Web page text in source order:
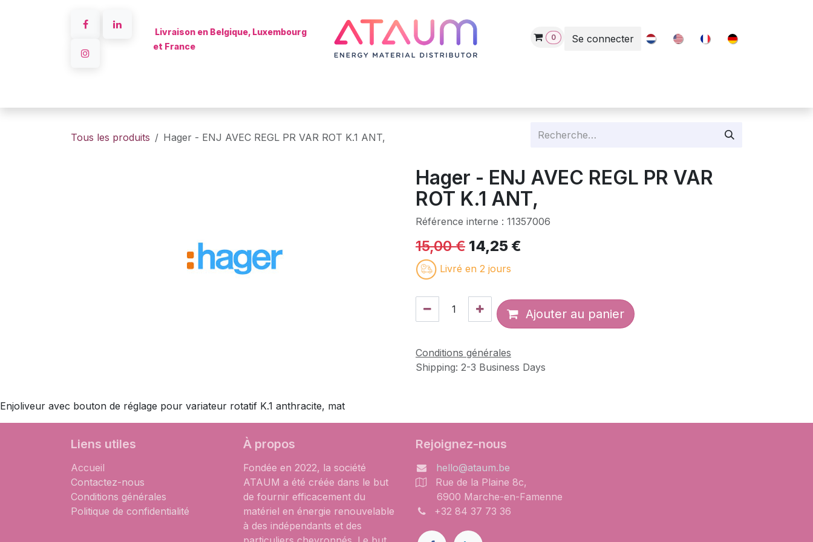
Livraison en Belgique, Luxembourg
et France
0 Se connecter
Tous les produits Hager - ENJ AVEC REGL PR VAR ROT K.1 ANT,
Hager - ENJ AVEC REGL PR VAR
ROT K.1 ANT,
Référence interne : 11357006
15,00€ 14,25 €
Livré en 2 jours
Ajouter au panier
Conditions générales
Shipping: 2-3 Business Days
Enjoliveur avec bouton de réglage pour variateur rotatif K.1 anthracite, mat
Liens utiles
Accueil
Contactez-nous
Conditions générales
Politique de confidentialité
À propos
Fondée en 2022, la société
ATAUM a été créée dans le but
de fournir efficacement du
matériel en énergie renouvelable
à des indépendants et des
Rejoignez-nous
hello@ataum.be
Rue de la Plaine 8c,
6900 Marche-en-Famenne
+32 84 37 73 36